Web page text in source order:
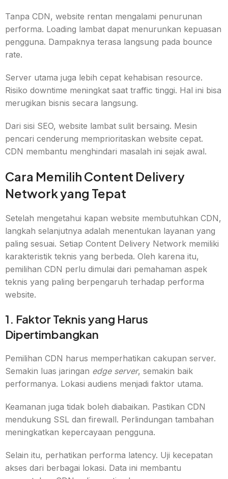
Tanpa CDN, website rentan mengalami penurunan
performa. Loading lambat dapat menurunkan kepuasan
pengguna. Dampaknya terasa langsung pada bounce
rate.
Server utama juga lebih cepat kehabisan resource.
Risiko downtime meningkat saat traffic tinggi. Hal ini bisa
merugikan bisnis secara langsung.
Dari sisi SEO, website lambat sulit bersaing. Mesin
pencari cenderung memprioritaskan website cepat.
CDN membantu menghindari masalah ini sejak awal.
Cara Memilih Content Delivery
Network yang Tepat
Setelah mengetahui kapan website membutuhkan CDN,
langkah selanjutnya adalah menentukan layanan yang
paling sesuai. Setiap Content Delivery Network memiliki
karakteristik teknis yang berbeda. Oleh karena itu,
pemilihan CDN perlu dimulai dari pemahaman aspek
teknis yang paling berpengaruh terhadap performa
website.
1. Faktor Teknis yang Harus
Dipertimbangkan
Pemilihan CDN harus memperhatikan cakupan server.
Semakin luas jaringan edge server, semakin baik
performanya. Lokasi audiens menjadi faktor utama.
Keamanan juga tidak boleh diabaikan. Pastikan CDN
mendukung SSL dan firewall. Perlindungan tambahan
meningkatkan kepercayaan pengguna.
Selain itu, perhatikan performa latency. Uji kecepatan
akses dari berbagai lokasi. Data ini membantu